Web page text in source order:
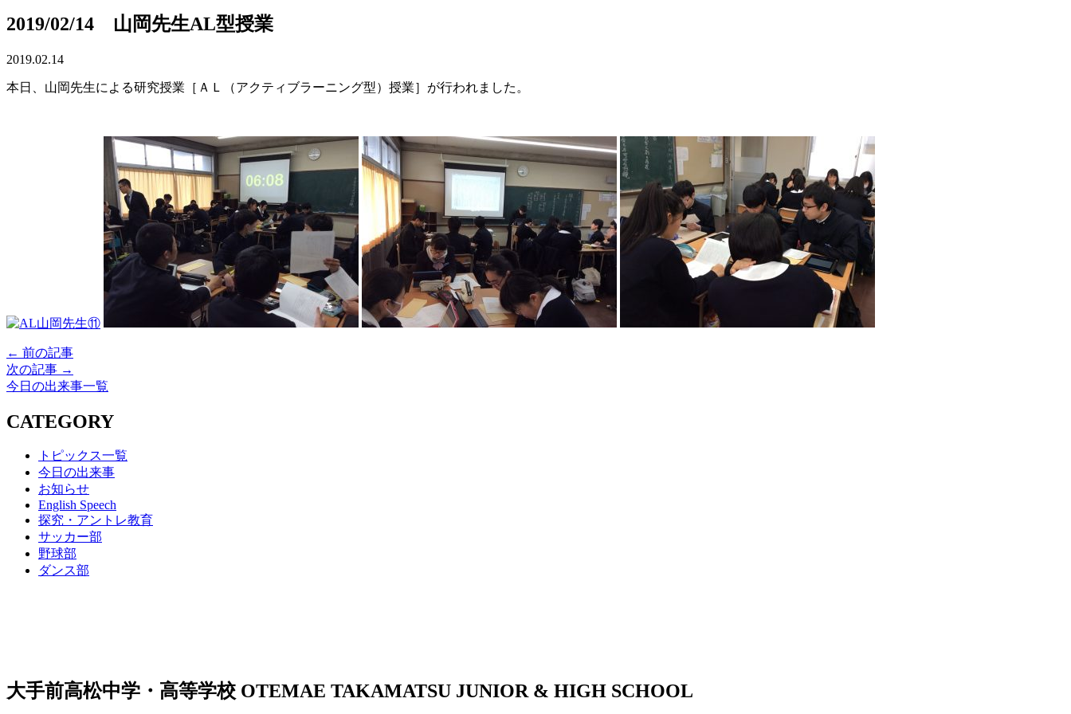
2019/02/14 山岡先生AL型授業
2019.02.14
本日、山岡先生による研究授業［ＡＬ（アクティブラーニング型）授業］が行われました。
← 前の記事
次の記事 →
今日の出来事一覧
CATEGORY
トピックス一覧
今日の出来事
お知らせ
English Speech
探究・アントレ教育
サッカー部
野球部
ダンス部
大手前高松中学・高等学校 OTEMAE TAKAMATSU JUNIOR & HIGH SCHOOL